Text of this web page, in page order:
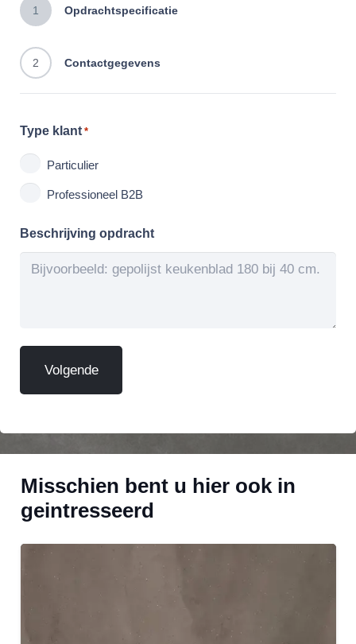
1 Opdrachtspecificatie
2 Contactgegevens
Type klant *
Particulier
Professioneel B2B
Beschrijving opdracht
Misschien bent u hier ook in
geintresseerd